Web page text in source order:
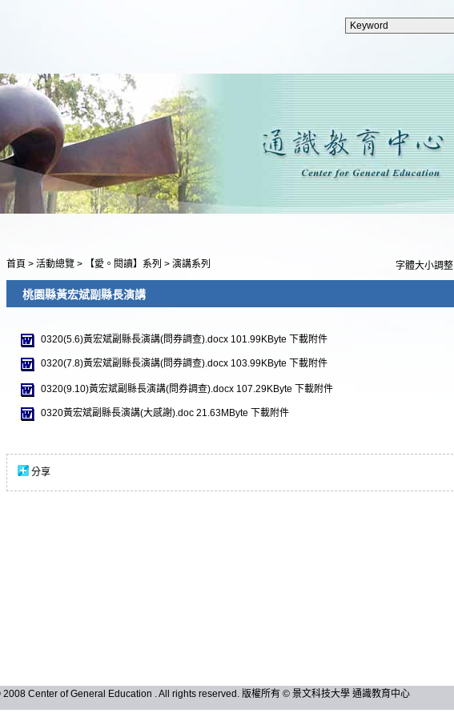
首頁 > 活動總覽 > 【愛。閱讀】系列 > 演講系列 字體大小調整
桃園縣黃宏斌副縣長演講
0320(5.6)黃宏斌副縣長演講(問券調查).docx 101.99KByte 下載附件
0320(7.8)黃宏斌副縣長演講(問券調查).docx 103.99KByte 下載附件
0320(9.10)黃宏斌副縣長演講(問券調查).docx 107.29KByte 下載附件
0320黃宏斌副縣長演講(大感謝).doc 21.63MByte 下載附件
分享
Center of General Education . All rights reserved. 版權所有 © 景文科技大學 通識教育中心